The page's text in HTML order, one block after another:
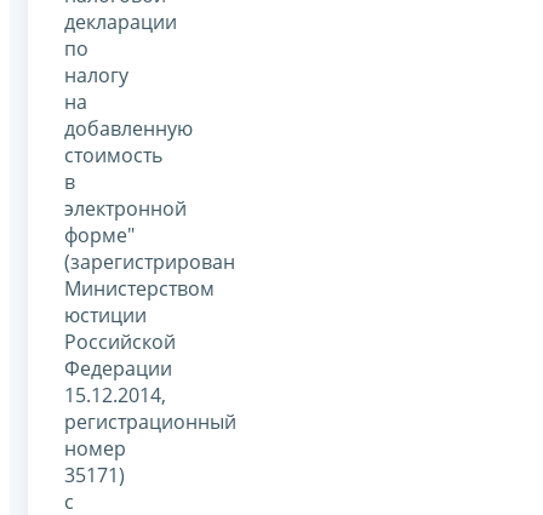
декларации
по
налогу
на
добавленную
стоимость
в
электронной
форме"
(зарегистрирован
Министерством
юстиции
Российской
Федерации
15.12.2014,
регистрационный
номер
35171)
с